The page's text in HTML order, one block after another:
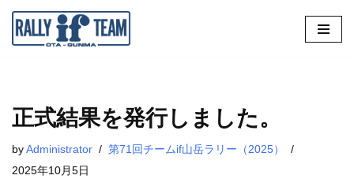
コ
ン
ツ
へ
ス
正式結果を発行しました。
byAdministrator
第71回チームif山岳ラリー（2025）
2025年10月5日